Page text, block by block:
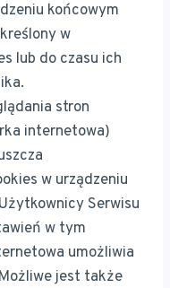
końcowym
w
lub do czasu ich
stron
internetowa)
w urządzeniu
Serwisu
w tym
umożliwia
jest także